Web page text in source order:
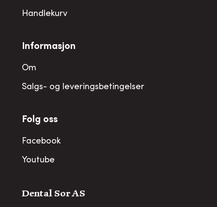
Handlekurv
Informasjon
Om
Salgs- og leveringsbetingelser
Folg oss
Facebook
Youtube
Dental Sor AS